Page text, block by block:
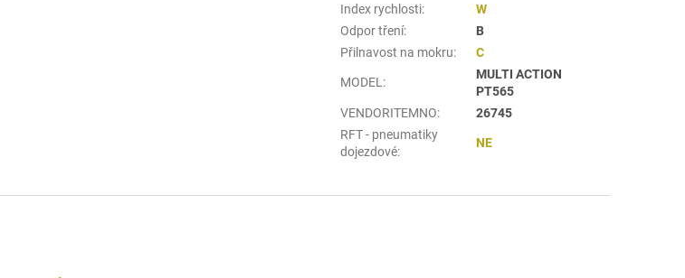
Index rychlosti:
W
Odpor tření:
B
Přilnavost na mokru: C
MODEL :
MULTI ACTION
PT565
VENDORITEMNO:
26745
RFT - pneumatiky
dojezdové:
NE